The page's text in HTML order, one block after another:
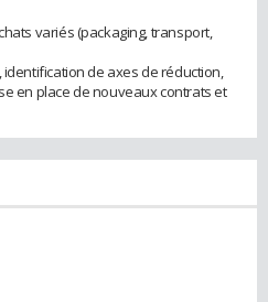
variés (packaging, transport,
identification de axes de réduction,
en place de nouveaux contrats et